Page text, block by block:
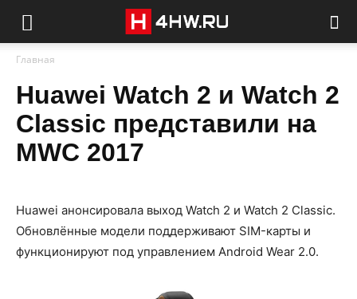
Главная
Huawei Watch 2 и Watch 2
Classic представили на
MWC 2017
Huawei анонсировала выход Watch 2 и Watch 2 Classic.
Обновлённые модели поддерживают SIM-карты и
функционируют под управлением Android Wear 2.0.